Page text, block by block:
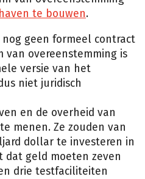
te bouwen.
geen formeel contract
van overeenstemming is
versie van het
niet juridisch
en de overheid van
menen. Ze zouden van
dollar te investeren in
dat geld moeten zeven
drie testfaciliteiten